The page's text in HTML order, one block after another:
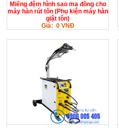
Miếng đệm hình sao mạ đồng cho
máy hàn rút tôn (Phụ kiện máy hàn
giật tôn)
Giá: 0 VNĐ